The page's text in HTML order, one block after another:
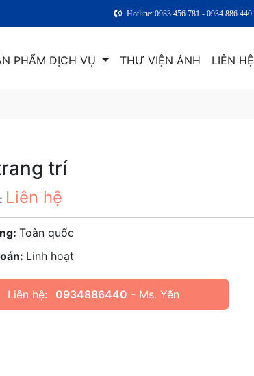
Hotline: 0983 456 781 - 0934 886 440
PHẨM DỊCH VỤ THƯ VIỆN ẢNH LIÊN HỆ
trí
Liên hệ
Toàn quốc
Linh hoạt
Liên hệ: 0934886440 - Ms. Yến